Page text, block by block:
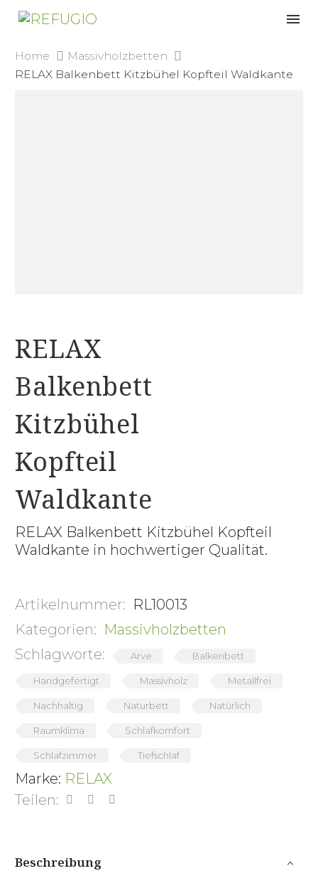
Home
Massivholzbetten
RELAX Balkenbett Kitzbühel Kopfteil Waldkante
RELAX
Balkenbett
Kitzbühel
Kopfteil
Waldkante
RELAX Balkenbett Kitzbühel Kopfteil
Waldkante in hochwertiger Qualität.
Artikelnummer: RL10013
Kategorien: Massivholzbetten
Schlagworte:
Arve Balkenbett
Handgefertigt Massivholz Metallfrei
Nachhaltig Naturbett Natürlich
Raumklima Schlafkomfort
Schlafzimmer Tiefschlaf
Marke: RELAX
Teilen:
Beschreibung